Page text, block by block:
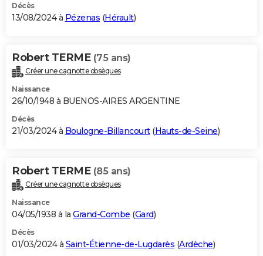
Décès
13/08/2024 à Pézenas (Hérault)
Robert TERME (75 ans)
Créer une cagnotte obsèques
Naissance
26/10/1948 à BUENOS-AIRES ARGENTINE
Décès
21/03/2024 à Boulogne-Billancourt(Hauts-de-Seine)
Robert TERME (85 ans)
Créer une cagnotte obsèques
Naissance
04/05/1938 à la Grand-Combe (Gard)
Décès
01/03/2024 à Saint-Étienne-de-Lugdarès (Ardèche)